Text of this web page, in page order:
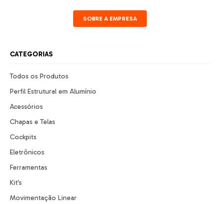
SOBRE A EMPRESA
CATEGORIAS
Todos os Produtos
Perfil Estrutural em Alumínio
Acessórios
Chapas e Telas
Cockpits
Eletrônicos
Ferramentas
Kit’s
Movimentação Linear